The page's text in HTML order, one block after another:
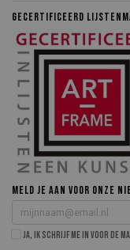
GECERTIFICEERD
MELD JE AAN VOOR ONZE
Ja, ik schrijf me in voor de